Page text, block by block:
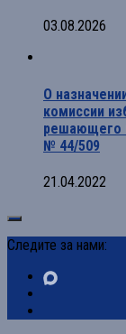
03.08.2026
О
комиссии
решающего
№ 44/509
21.04.2022
Следите за нами: